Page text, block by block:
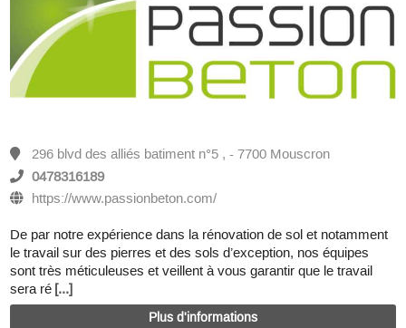
296 blvd des alliés batiment n°5 , - 7700 Mouscron
0478316189
https://www.passionbeton.com/
De par notre expérience dans la rénovation de sol et notamment
le travail sur des pierres et des sols d’exception, nos équipes
sont très méticuleuses et veillent à vous garantir que le travail
sera ré [...]
Plus d'informations